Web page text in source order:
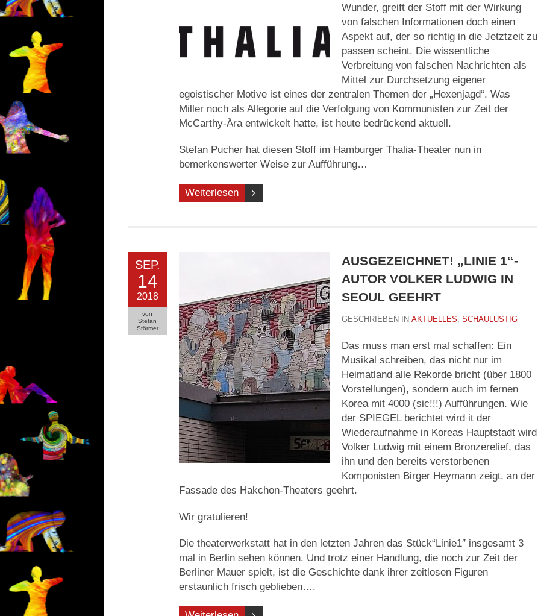
Wunder, greift der Stoff mit der Wirkung
von falschen Informationen doch einen
Aspekt auf, der so richtig in die Jetztzeit zu
passen scheint. Die wissentliche
Verbreitung von falschen Nachrichten als
Mittel zur Durchsetzung eigener
egoistischer Motive ist eines der zentralen Themen der „Hexenjagd“. Was
Miller noch als Allegorie auf die Verfolgung von Kommunisten zur Zeit der
McCarthy-Ära entwickelt hatte, ist heute bedrückend aktuell.
Stefan Pucher hat diesen Stoff im Hamburger Thalia-Theater nun in
bemerkenswerter Weise zur Aufführung…
Weiterlesen
SEP.
14
2018
von
Stefan
Störmer
AUSGEZEICHNET! „LINIE 1“-
AUTOR VOLKER LUDWIG IN
SEOUL GEEHRT
GESCHRIEBEN IN AKTUELLES, SCHAULUSTIG
Das muss man erst mal schaffen: Ein
Musikal schreiben, das nicht nur im
Heimatland alle Rekorde bricht (über 1800
Vorstellungen), sondern auch im fernen
Korea mit 4000 (sic!!!) Aufführungen. Wie
der SPIEGEL berichtet wird it der
Wiederaufnahme in Koreas Hauptstadt wird
Volker Ludwig mit einem Bronzerelief, das
ihn und den bereits verstorbenen
Komponisten Birger Heymann zeigt, an der
Fassade des Hakchon-Theaters geehrt.
Wir gratulieren!
Die theaterwerkstatt hat in den letzten Jahren das Stück“Linie1″ insgesamt 3
mal in Berlin sehen können. Und trotz einer Handlung, die noch zur Zeit der
Berliner Mauer spielt, ist die Geschichte dank ihrer zeitlosen Figuren
erstaunlich frisch geblieben….